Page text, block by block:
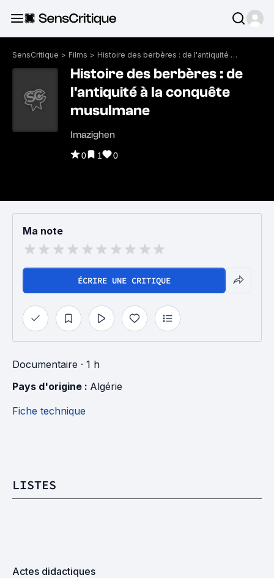
SensCritique > Films > Histoire des berbères : de l'antiquité à la conquête musulmane
Histoire des berbères : de
l'antiquité à la conquête
musulmane
Imazighen
0 1 0
Ma note
ÉCRIRE UNE CRITIQUE
Documentaire · 1 h
Pays d'origine : Algérie
Fiche technique
LISTES
Actes didactiques